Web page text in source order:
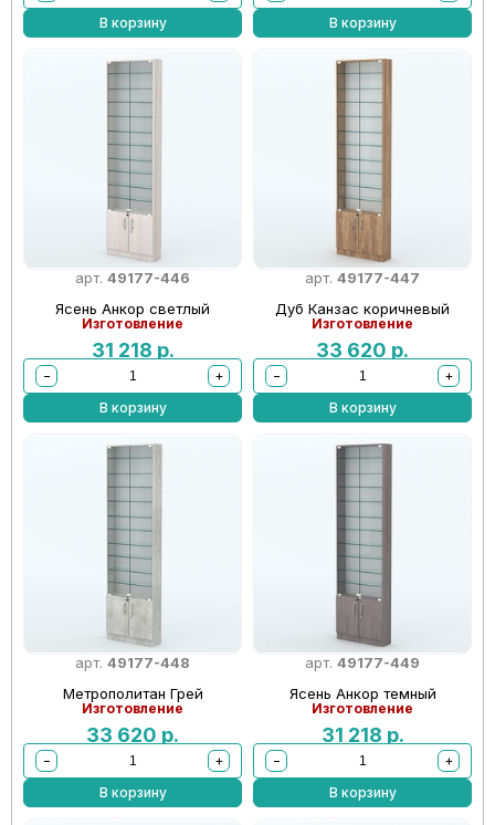
В корзину
В корзину
арт. 49177-446
Ясень Анкор светлый
Изготовление
31 218 р.
−
+
В корзину
арт. 49177-447
Дуб Канзас коричневый
Изготовление
33 620 р.
−
+
В корзину
арт. 49177-448
Метрополитан Грей
Изготовление
33 620 р.
−
+
В корзину
арт. 49177-449
Ясень Анкор темный
Изготовление
31 218 р.
−
+
В корзину